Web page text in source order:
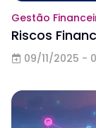
Gestão
Riscos
09/11/2025 -